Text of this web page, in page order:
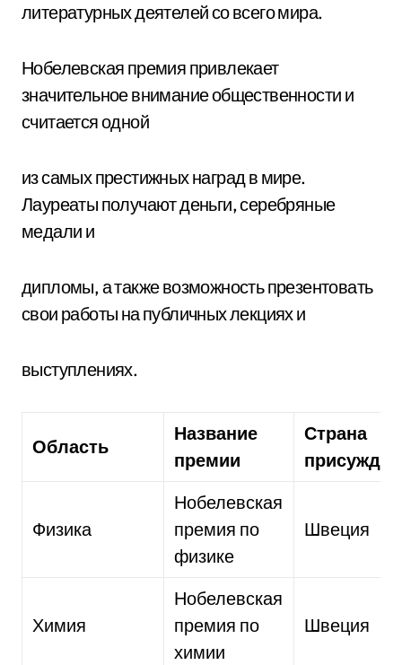
литературных деятелей со всего мира.
Нобелевская премия привлекает
значительное внимание общественности и
считается одной
из самых престижных наград в мире.
Лауреаты получают деньги, серебряные
медали и
дипломы, а также возможность презентовать
свои работы на публичных лекциях и
выступлениях.
Область
Название
премии
Страна
Физика
Нобелевская
премия по
физике
Швеция
Химия
Нобелевская
премия по
химии
Швеция